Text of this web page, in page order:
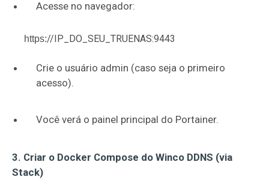
Acesse no navegador:
https://IP_DO_SEU_TRUENAS:9443
Crie o usuário admin (caso seja o primeiro
acesso).
Você verá o painel principal do Portainer.
3. Criar o Docker Compose do Winco DDNS (via
Stack)